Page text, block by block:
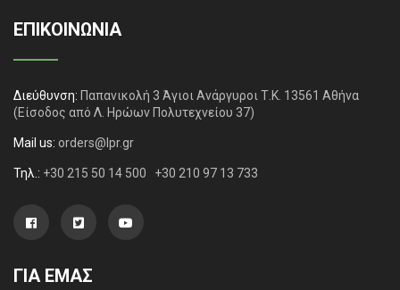
ΕΠΙΚΟΙΝΩΝΙΑ
Διεύθυνση: Παπανικολή 3 Άγιοι Ανάργυροι Τ.Κ. 13561 Αθήνα
(Είσοδος από Λ. Ηρώων Πολυτεχνείου 37)
Mail us: orders@lpr.gr
Τηλ.: +30 215 50 14 500 +30 210 97 13 733
ΓΙΑ ΕΜΑΣ